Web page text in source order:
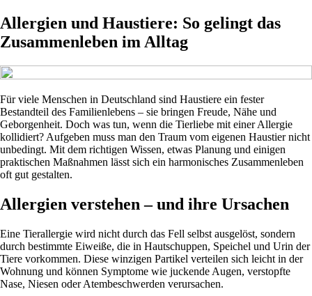
Allergien und Haustiere: So gelingt das
Zusammenleben im Alltag
Für viele Menschen in Deutschland sind Haustiere ein fester
Bestandteil des Familienlebens – sie bringen Freude, Nähe und
Geborgenheit. Doch was tun, wenn die Tierliebe mit einer Allergie
kollidiert? Aufgeben muss man den Traum vom eigenen Haustier nicht
unbedingt. Mit dem richtigen Wissen, etwas Planung und einigen
praktischen Maßnahmen lässt sich ein harmonisches Zusammenleben
oft gut gestalten.
Allergien verstehen – und ihre Ursachen
Eine Tierallergie wird nicht durch das Fell selbst ausgelöst, sondern
durch bestimmte Eiweiße, die in Hautschuppen, Speichel und Urin der
Tiere vorkommen. Diese winzigen Partikel verteilen sich leicht in der
Wohnung und können Symptome wie juckende Augen, verstopfte
Nase, Niesen oder Atembeschwerden verursachen.